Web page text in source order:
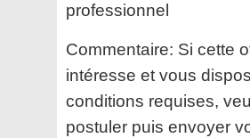
professionnel
Commentaire: Si cette
intéresse et vous
conditions requises,
postuler puis envoyer